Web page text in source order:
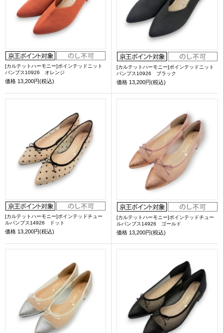
[カルテットハーモニー]ポインテッドニット
パンプス10926 オレンジ
価格 13,200円(税込)
[カルテットハーモニー]ポインテッドニット
パンプス10926 ブラック
価格 13,200円(税込)
[カルテットハーモニー]ポインテッドチュー
ルパンプス14926 ドット
価格 13,200円(税込)
[カルテットハーモニー]ポインテッドチュー
ルパンプス14926 ゴールド
価格 13,200円(税込)